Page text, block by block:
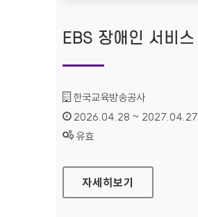
EBS 장애인 서비스
기관명 :
한국교육방송공사
인증기간 :
2026.04.28 ~ 2027.04.27
상태 :
유효
EBS 장애인 서비스
자세히보기